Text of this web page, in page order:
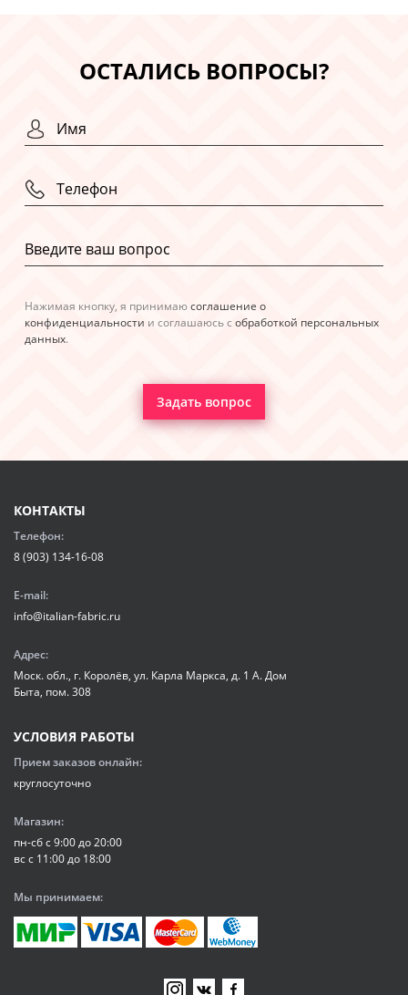
ОСТАЛИСЬ ВОПРОСЫ?
Нажимая кнопку, я принимаюсоглашение о
конфиденциальности и соглашаюсь с обработкой персональных
данных.
Задать вопрос
КОНТАКТЫ
Телефон:
8 (903) 134-16-08
E-mail:
info@italian-fabric.ru
Адрес:
Моск. обл., г. Королёв, ул. Карла Маркса, д. 1 А. Дом
Быта, пом. 308
УСЛОВИЯ РАБОТЫ
Прием заказов онлайн:
круглосуточно
Магазин:
пн-сб с 9:00 до 20:00
вс с 11:00 до 18:00
Мы принимаем: